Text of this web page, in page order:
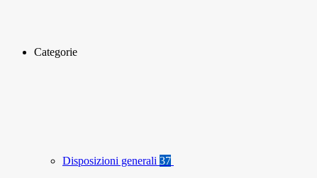
Categorie
Disposizioni generali 37